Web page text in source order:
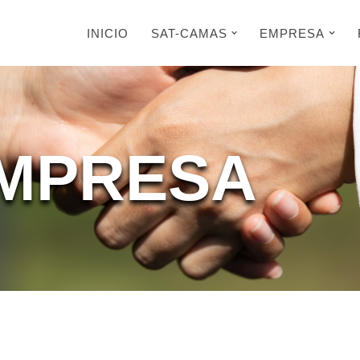
INICIO SAT-CAMAS EMPRESA